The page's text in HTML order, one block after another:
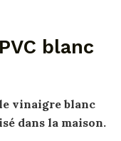
blanc
vinaigre blanc
dans la maison.